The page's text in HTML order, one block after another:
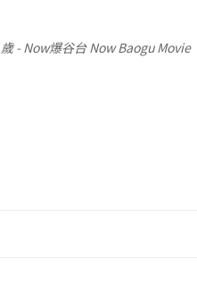
- Now爆谷台 Now Baogu Movie